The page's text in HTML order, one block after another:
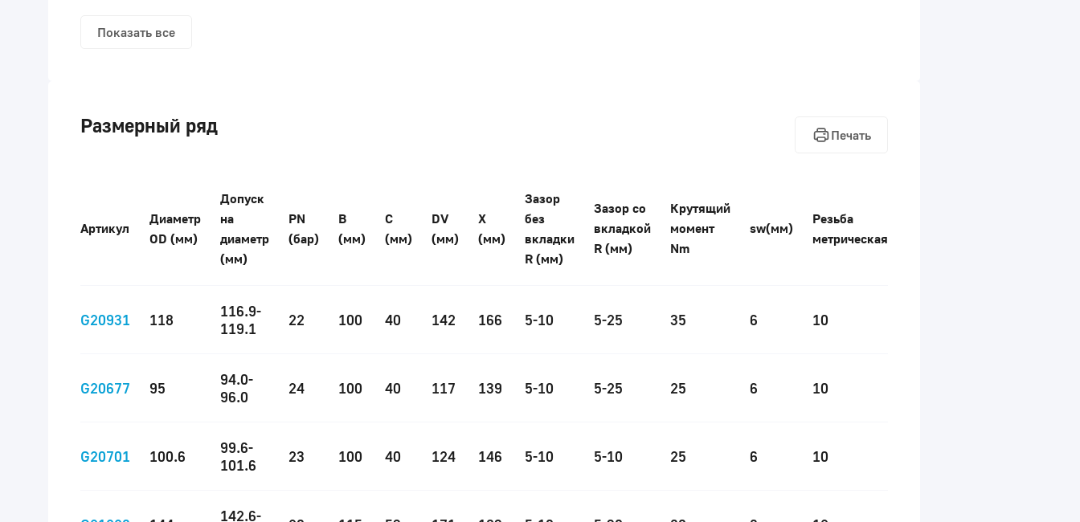
Показать все
Размерный ряд Печать
Артикул
Диаметр
OD (мм)
Допуск
на
диаметр
(мм)
PN
(бар)
B
(мм)
С
(мм)
DV
(мм)
Х
(мм)
Зазор
без
вкладки
R (мм)
Зазор со
вкладкой
R (мм)
Крутящий
момент
Nm
sw(мм)
Резьба
метрическая
G20931 118
116.9-
119.1
22 100 40 142 166 5-10 5-25 35 6 10
G20677 95
94.0-
96.0
24 100 40 117 139 5-10 5-25 25 6 10
G20701 100.6
99.6-
101.6
23 100 40 124 146 5-10 5-10 25 6 10
142.6-